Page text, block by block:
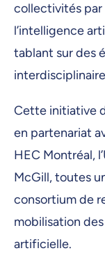
collectivités par
l’intelligence
tablant sur des
Cette initiative
en partenariat
HEC Montréal,
McGill, toutes
consortium de
mobilisation
artificielle.